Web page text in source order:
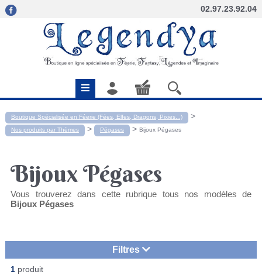
02.97.23.92.04
Boutique Spécialisée en Féerie (Fées, Elfes, Dragons, Pixies...) >
Nos produits par Thèmes > Pégases > Bijoux Pégases
Bijoux Pégases
Vous trouverez dans cette rubrique tous nos modèles de
Bijoux Pégases
Filtres
1 produit